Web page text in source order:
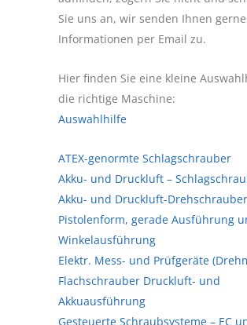
Sie uns an, wir senden Ihnen
Informationen per Email zu.
Hier finden Sie eine kleine
die richtige Maschine:
Auswahlhilfe
ATEX-genormte Schlagschrauber
Akku- und Druckluft –
Akku- und Druckluft-
Pistolenform, gerade Ausführung
Winkelausführung
Elektr. Mess- und Prüfgeräte
Flachschrauber Druckluft- und
Akkuausführung
Gesteuerte Schraubsysteme – EC